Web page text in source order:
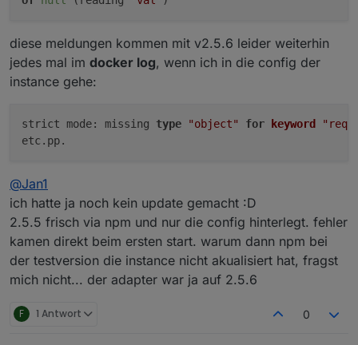
Welche admin Version?
[Polling] <== TypeError: Cannot read
v6.10.1 (info: 2 instances, aktiv genutzt nur
kommt mit dem cron bei jedem run vermute ich
mal, default (u. bei mir) also alle 60 sek
ggf. ist es ähnlich zu dem Problem
https://github.com/foxthefox/ioBroker.fritzdect/issue
s/377
rückgängig machen, oder?
den umweg github braucht man nicht zurücksetzen,
diese meldungen kommen mit v2.5.6 leider weiterhin
jedes mal im docker log, wenn ich in die config der
instance gehe:
strict mode: missing type "object" for keyword
@Jan1
ich hatte ja noch kein update gemacht :D
2.5.5 frisch via npm und nur die config hinterlegt. fehler
kamen direkt beim ersten start. warum dann npm bei
der testversion die instance nicht akualisiert hat, fragst
mich nicht... der adapter war ja auf 2.5.6
F 1 Antwort 0